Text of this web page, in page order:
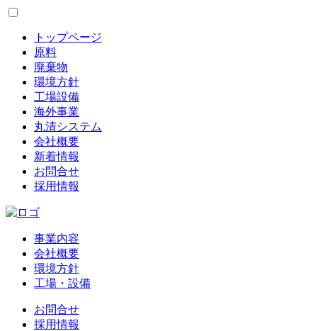
トップページ
原料
廃棄物
環境方針
工場設備
海外事業
丸清システム
会社概要
新着情報
お問合せ
採用情報
事業内容
会社概要
環境方針
工場・設備
お問合せ
採用情報